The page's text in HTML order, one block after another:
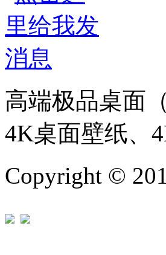
高端极品桌面
4K桌面壁纸、
Copyright ©